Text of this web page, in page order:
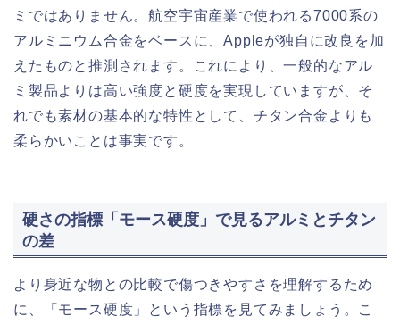
ミではありません。航空宇宙産業で使われる7000系の
アルミニウム合金をベースに、Appleが独自に改良を加
えたものと推測されます。これにより、一般的なアル
ミ製品よりは高い強度と硬度を実現していますが、そ
れでも素材の基本的な特性として、チタン合金よりも
柔らかいことは事実です。
硬さの指標「モース硬度」で見るアルミとチタン
の差
より身近な物との比較で傷つきやすさを理解するため
に、「モース硬度」という指標を見てみましょう。こ